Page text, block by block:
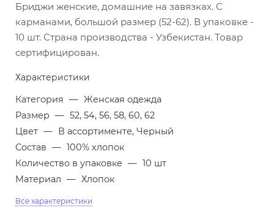
Бриджи женские, домашние на завязках. С
карманами, большой размер (52-62). В упаковке -
10 шт. Страна производства - Узбекистан. Товар
сертифицирован.
Характеристики
Категория — Женская одежда
Размер — 52, 54, 56, 58, 60, 62
Цвет — В ассортименте, Черный
Состав — 100% хлопок
Количество в упаковке — 10 шт
Материал — Хлопок
Все характеристики